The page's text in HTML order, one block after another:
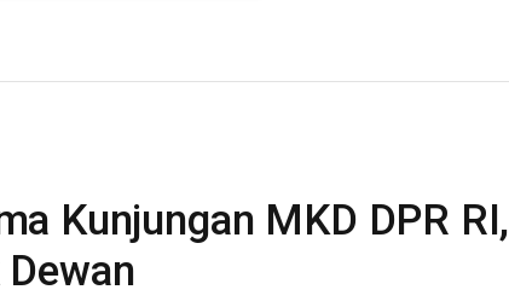
Kunjungan MKD DPR RI,